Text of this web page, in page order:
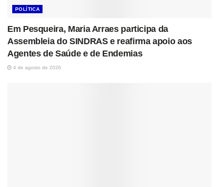
POLÍTICA
Em Pesqueira, Maria Arraes participa da
Assembleia do SINDRAS e reafirma apoio aos
Agentes de Saúde e de Endemias
4 de agosto de 2026